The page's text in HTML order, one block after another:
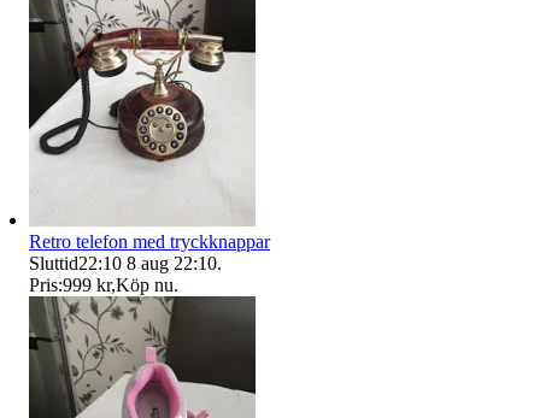
Retro telefon med tryckknappar
Sluttid22:10 8 aug 22:10.
Pris:999 kr,Köp nu.